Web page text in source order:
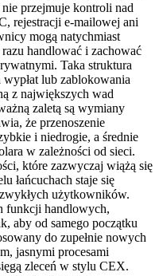
przejmuje kontroli nad
rejestracji e-mailowej ani
mogą natychmiast
handlować i zachować
Taka struktura
lub zablokowania
z największych wad
zaletą są wymiany
że przenoszenie
i niedrogie, a średnie
w zależności od sieci.
które zazwyczaj wiążą się
łańcuchach staje się
użytkowników.
funkcji handlowych,
aby od samego początku
do zupełnie nowych
jasnymi procesami
zleceń w stylu CEX.